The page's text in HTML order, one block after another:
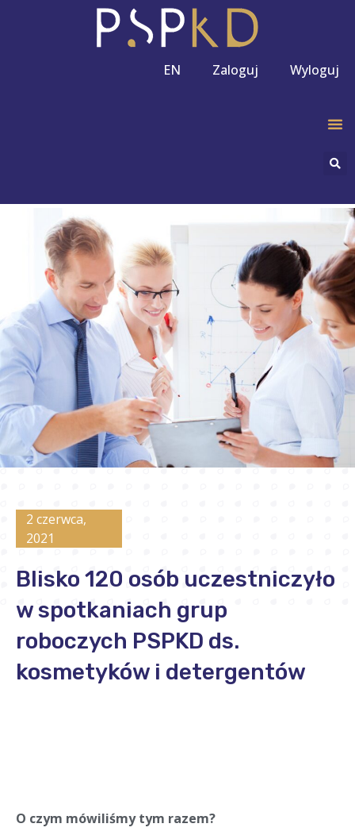
EN Zaloguj Wyloguj
2 czerwca,
2021
Blisko 120 osób uczestniczyło
w spotkaniach grup
roboczych PSPKD ds.
kosmetyków i detergentów
O czym mówiliśmy tym razem?